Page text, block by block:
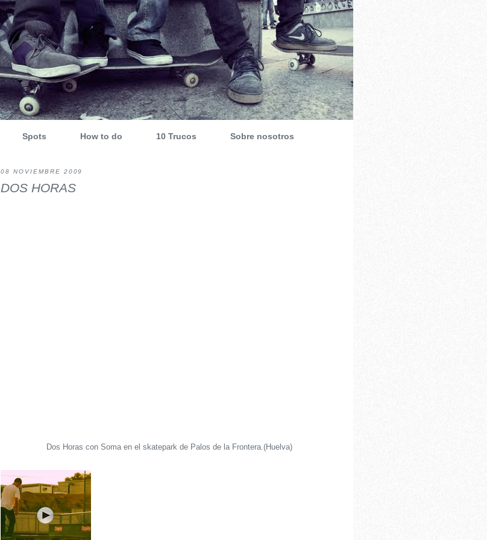
Spots How to do 10 Trucos Sobre nosotros
08 NOVIEMBRE 2009
DOS HORAS
Dos Horas con Soma en el skatepark de Palos de la Frontera.(Huelva)